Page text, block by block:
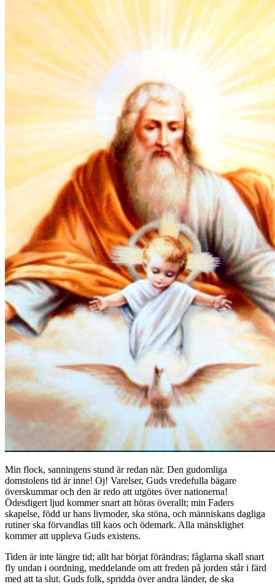
Min flock, sanningens stund är redan när. Den gudomliga
domstolens tid är inne! Oj! Varelser, Guds vredefulla bägare
överskummar och den är redo att utgötes över nationerna!
Ödesdigert ljud kommer snart att höras överallt; min Faders
skapelse, född ur hans livmoder, ska stöna, och människans dagliga
rutiner ska förvandlas till kaos och ödemark. Alla mänsklighet
kommer att uppleva Guds existens.
Tiden är inte längre tid; allt har börjat förändras; fåglarna skall snart
fly undan i oordning, meddelande om att freden på jorden står i färd
med att ta slut. Guds folk, spridda över andra länder, de ska